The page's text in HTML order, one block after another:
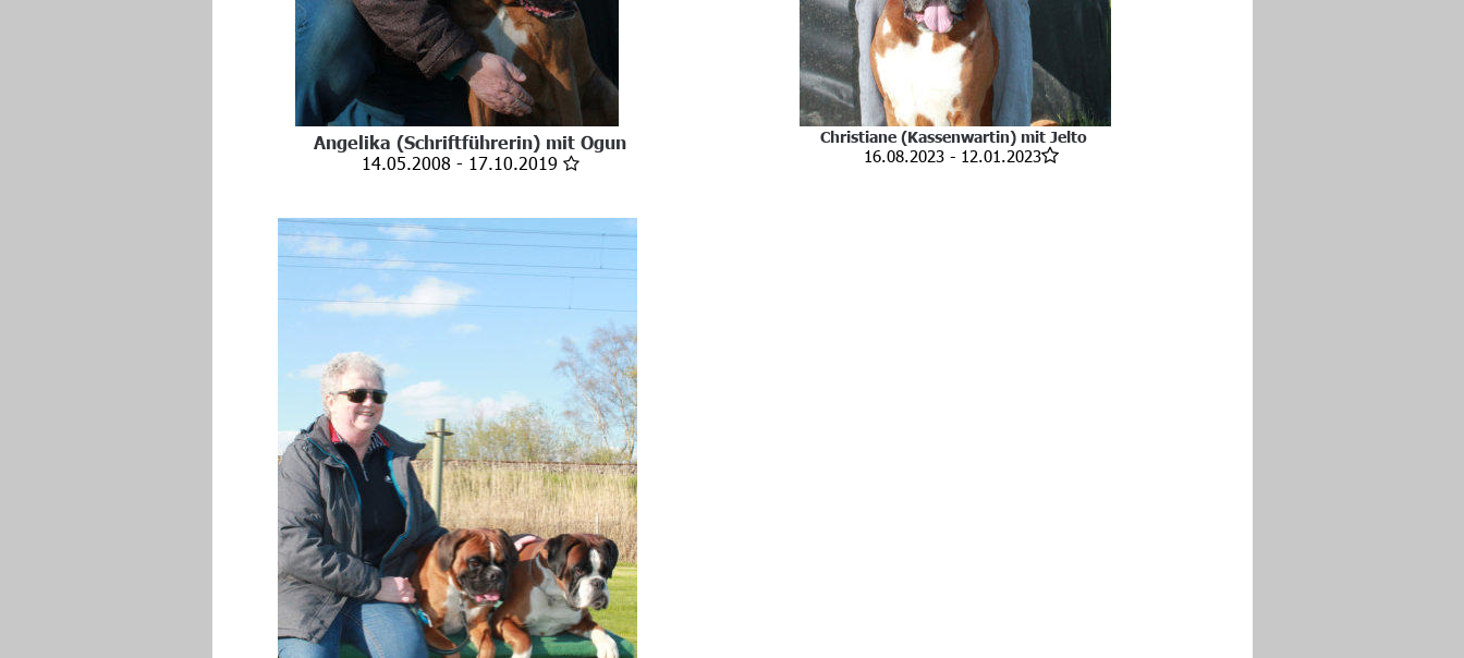
Angelika (Schriftführerin) mit Ogun
14.05.2008 - 17.10.2019 
Christiane (Kassenwartin) mit Jelto
16.08.2023 - 12.01.2023